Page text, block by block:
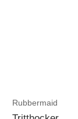
Rubbermaid